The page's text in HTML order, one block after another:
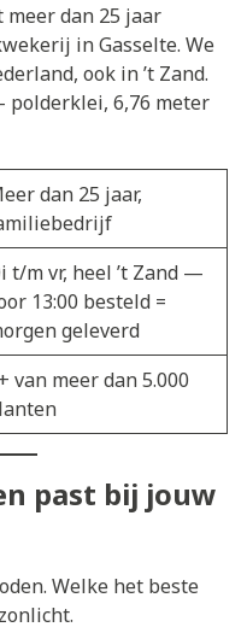
dan 25 jaar
in Gasselte. We
ook in ’t Zand.
polderklei, 6,76 meter
dan 25 jaar,
t/m vr, heel ’t Zand —
13:00 besteld =
geleverd
van meer dan 5.000
past bij jouw
Welke het beste